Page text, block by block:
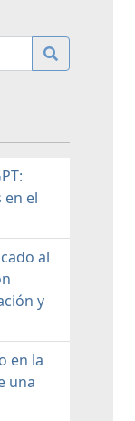
en el
al
y
en la
una